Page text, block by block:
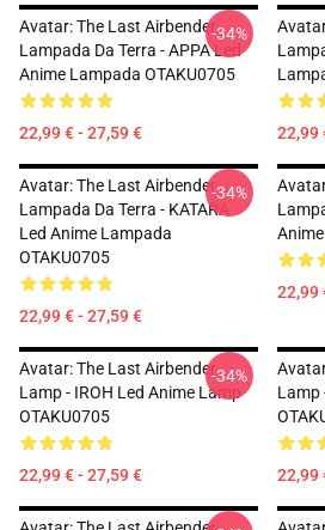
Avatar: The Last Airbender
Lampada Da Terra - APPA Led
Anime Lampada OTAKU0705
22,99 € - 27,59 €
-34%
22,99
Avatar: The Last Airbender
Lampada Da Terra - KATARA
Led Anime Lampada
OTAKU0705
22,99 € - 27,59 €
-34%
22,99
Avatar: The Last Airbender
Lamp - IROH Led Anime Lamp
OTAKU0705
22,99 € - 27,59 €
-34%
Lamp
22,99